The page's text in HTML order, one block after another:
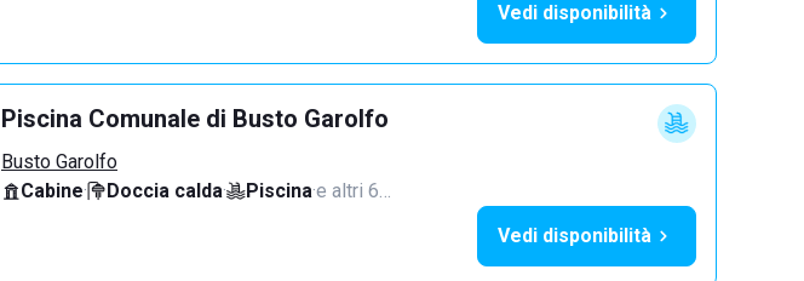
Vedi disponibilità
Piscina Comunale di Busto Garolfo
Busto Garolfo
Cabine· Doccia calda· Piscina·e altri 6…
Vedi disponibilità